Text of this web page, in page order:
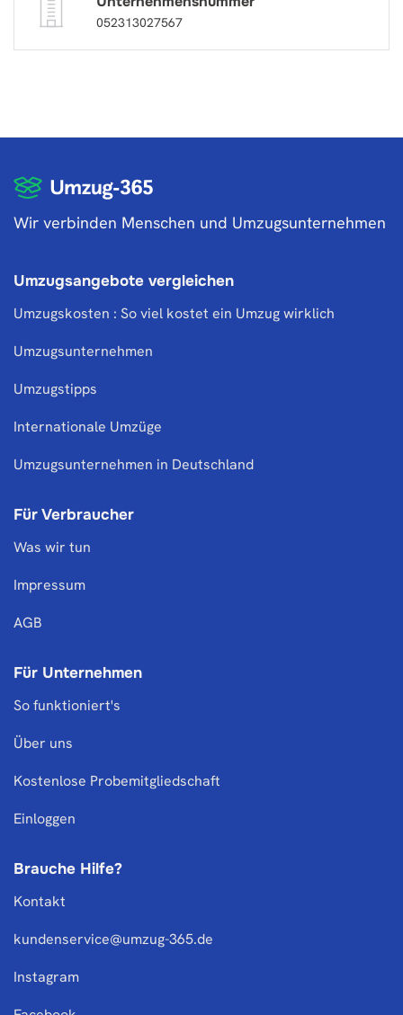
052313027567
Wir verbinden Menschen und Umzugsunternehmen
Umzugsangebote vergleichen
Umzugskosten : So viel kostet ein Umzug wirklich
Umzugsunternehmen
Umzugstipps
Internationale Umzüge
Umzugsunternehmen in Deutschland
Für Verbraucher
Was wir tun
Impressum
AGB
Für Unternehmen
So funktioniert's
Über uns
Kostenlose Probemitgliedschaft
Einloggen
Brauche Hilfe?
Kontakt
kundenservice@umzug-365.de
Instagram